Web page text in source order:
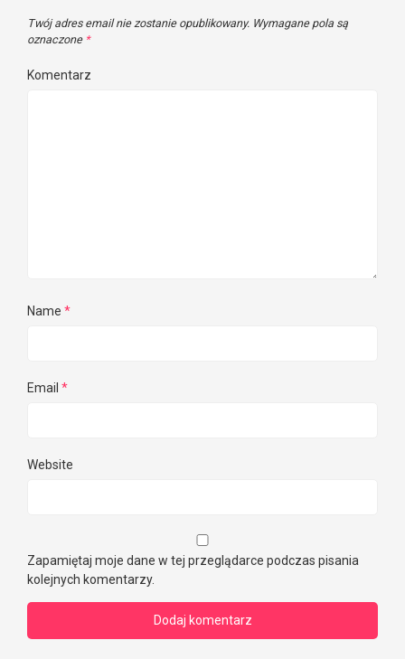
Twój adres email nie zostanie opublikowany. Wymagane pola są
oznaczone *
Komentarz
Name *
Email *
Website
Zapamiętaj moje dane w tej przeglądarce podczas pisania
kolejnych komentarzy.